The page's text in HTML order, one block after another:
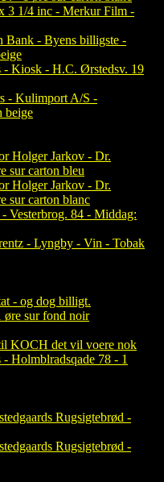
3 1/4 inc - Merkur Film -
Bank - Byens billigste -
- Kiosk - H.C. Ørstedsv. 19
- Kulimport A/S -
beige
Holger Jarkov - Dr.
sur carton bleu
Holger Jarkov - Dr.
sur carton blanc
Vesterbrog. 84 - Middag:
- Lyngby - Vin - Tobak
- og dog billigt.
øre sur fond noir
KOCH det vil voere nok
Holmblradsqade 78 - 1
Rugsigtebrød -
Rugsigtebrød -